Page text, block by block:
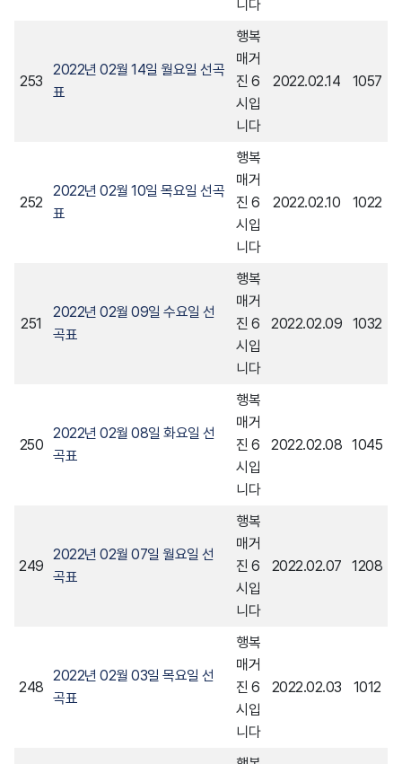
니다
253
2022년 02월 14일 월요일 선곡
표
행복
매거
진 6
시입
니다
2022.02.14 1057
252
2022년 02월 10일 목요일 선곡
표
행복
매거
진 6
시입
니다
2022.02.10 1022
251
2022년 02월 09일 수요일 선
곡표
행복
매거
진 6
시입
니다
2022.02.09 1032
250
2022년 02월 08일 화요일 선
곡표
행복
매거
진 6
시입
니다
2022.02.08 1045
249
2022년 02월 07일 월요일 선
곡표
행복
매거
진 6
시입
니다
2022.02.07 1208
248
2022년 02월 03일 목요일 선
곡표
행복
매거
진 6
시입
니다
2022.02.03 1012